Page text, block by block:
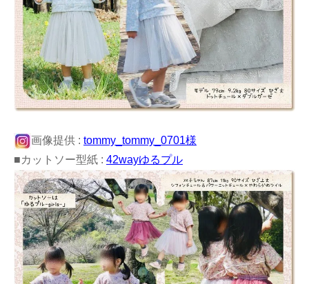
画像提供 : tommy_tommy_0701様
■カットソー型紙 : 42wayゆるプル